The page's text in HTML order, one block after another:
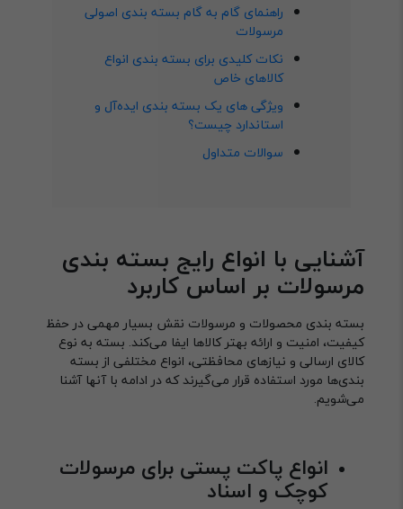
راهنمای گام به گام بسته بندی اصولی
مرسولات
نکات کلیدی برای بسته بندی انواع
کالاهای خاص
ویژگی های یک بسته بندی ایده‌آل و
استاندارد چیست؟
سوالات متداول
آشنایی با انواع رایج بسته بندی
مرسولات بر اساس کاربرد
بسته بندی محصولات و مرسولات نقش بسیار مهمی در حفظ
کیفیت، امنیت و ارائه بهتر کالاها ایفا می‌کند. بسته به نوع
کالای ارسالی و نیازهای محافظتی، انواع مختلفی از بسته
بندی‌ها مورد استفاده قرار می‌گیرند که در ادامه با آنها آشنا
می‌شویم.
انواع پاکت پستی برای مرسولات
کوچک و اسناد